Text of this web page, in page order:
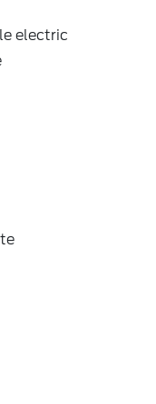
electric